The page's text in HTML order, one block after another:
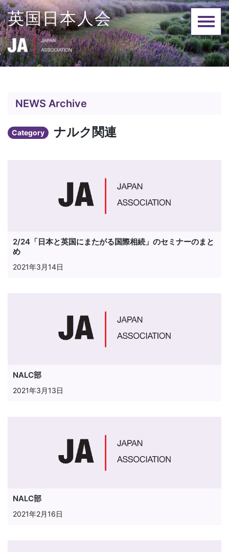
Skip
to
content
英国日本人会
NEWS Archive
Category ナルク関連
2/24「日本と英国にまたがる国際相続」のセミナーのまと
め
2021年3月14日
NALC部
2021年3月13日
NALC部
2021年2月16日